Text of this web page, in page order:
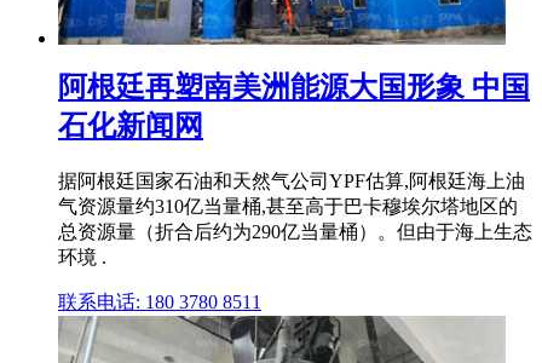
阿根廷再塑南美洲能源大国形象 中国
石化新闻网
据阿根廷国家石油和天然气公司YPF估算,阿根廷海上油
气资源量约310亿当量桶,甚至高于巴卡穆埃尔塔地区的
总资源量（折合后约为290亿当量桶）。但由于海上生态
环境 .
联系电话: 180 3780 8511